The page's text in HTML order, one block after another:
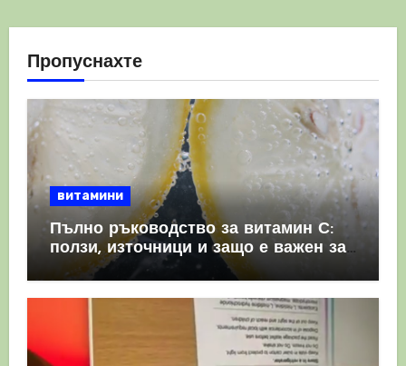
Пропуснахте
витамини
Пълно ръководство за витамин С:
ползи, източници и защо е важен за
имунната система